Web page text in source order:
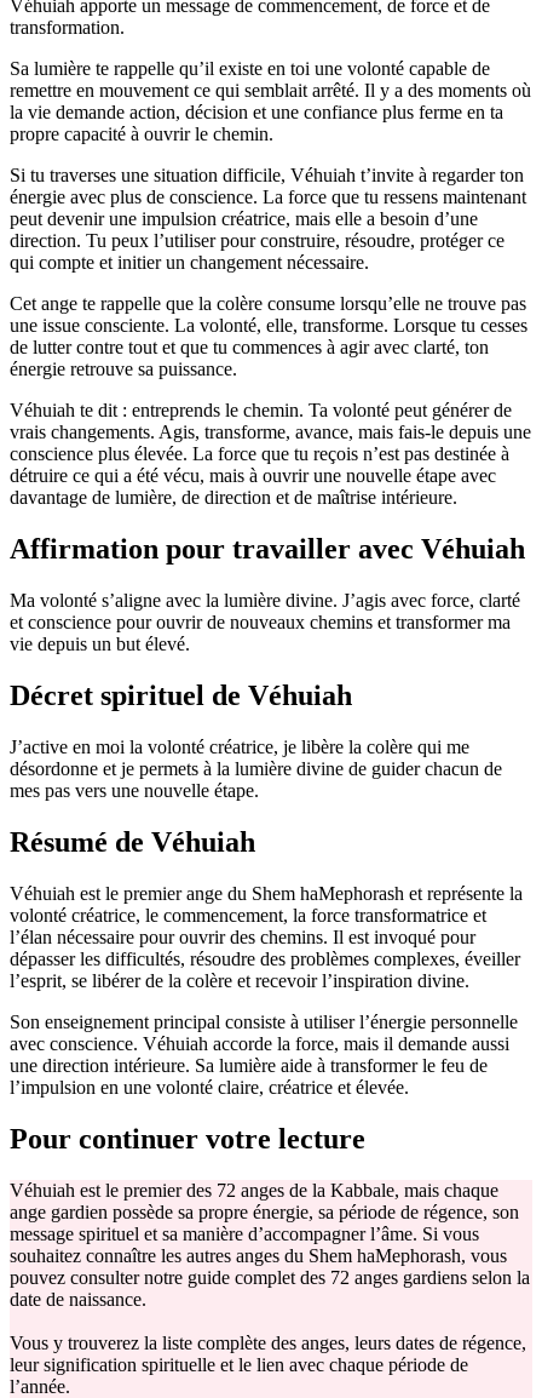
Véhuiah apporte un message de commencement, de force et de
transformation.
Sa lumière te rappelle qu’il existe en toi une volonté capable de
remettre en mouvement ce qui semblait arrêté. Il y a des moments où
la vie demande action, décision et une confiance plus ferme en ta
propre capacité à ouvrir le chemin.
Si tu traverses une situation difficile, Véhuiah t’invite à regarder ton
énergie avec plus de conscience. La force que tu ressens maintenant
peut devenir une impulsion créatrice, mais elle a besoin d’une
direction. Tu peux l’utiliser pour construire, résoudre, protéger ce
qui compte et initier un changement nécessaire.
Cet ange te rappelle que la colère consume lorsqu’elle ne trouve pas
une issue consciente. La volonté, elle, transforme. Lorsque tu cesses
de lutter contre tout et que tu commences à agir avec clarté, ton
énergie retrouve sa puissance.
Véhuiah te dit : entreprends le chemin. Ta volonté peut générer de
vrais changements. Agis, transforme, avance, mais fais-le depuis une
conscience plus élevée. La force que tu reçois n’est pas destinée à
détruire ce qui a été vécu, mais à ouvrir une nouvelle étape avec
davantage de lumière, de direction et de maîtrise intérieure.
Affirmation pour travailler avec Véhuiah
Ma volonté s’aligne avec la lumière divine. J’agis avec force, clarté
et conscience pour ouvrir de nouveaux chemins et transformer ma
vie depuis un but élevé.
Décret spirituel de Véhuiah
J’active en moi la volonté créatrice, je libère la colère qui me
désordonne et je permets à la lumière divine de guider chacun de
mes pas vers une nouvelle étape.
Résumé de Véhuiah
Véhuiah est le premier ange du Shem haMephorash et représente la
volonté créatrice, le commencement, la force transformatrice et
l’élan nécessaire pour ouvrir des chemins. Il est invoqué pour
dépasser les difficultés, résoudre des problèmes complexes, éveiller
l’esprit, se libérer de la colère et recevoir l’inspiration divine.
Son enseignement principal consiste à utiliser l’énergie personnelle
avec conscience. Véhuiah accorde la force, mais il demande aussi
une direction intérieure. Sa lumière aide à transformer le feu de
l’impulsion en une volonté claire, créatrice et élevée.
Pour continuer votre lecture
Véhuiah est le premier des 72 anges de la Kabbale, mais chaque
ange gardien possède sa propre énergie, sa période de régence, son
message spirituel et sa manière d’accompagner l’âme. Si vous
souhaitez connaître les autres anges du Shem haMephorash, vous
pouvez consulter notre guide complet des 72 anges gardiens selon la
date de naissance.
Vous y trouverez la liste complète des anges, leurs dates de régence,
leur signification spirituelle et le lien avec chaque période de
l’année.